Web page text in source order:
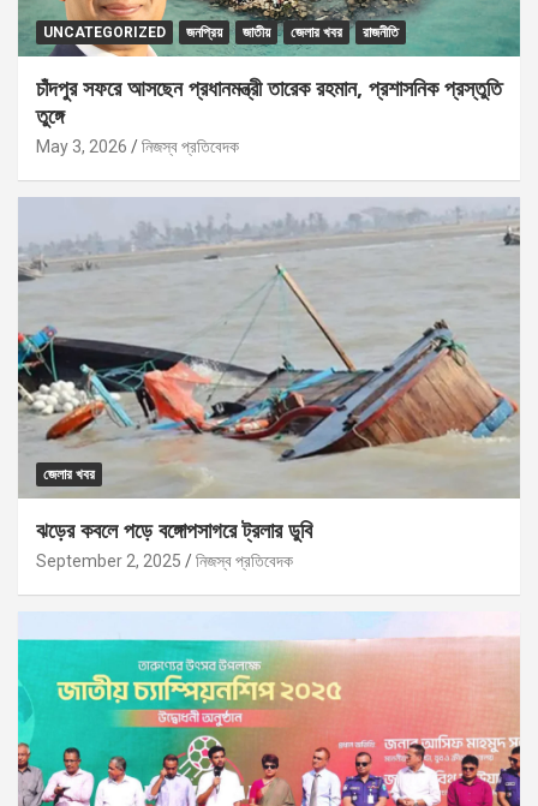
UNCATEGORIZED জনপ্রিয় জাতীয় জেলার খবর রাজনীতি
চাঁদপুর সফরে আসছেন প্রধানমন্ত্রী তারেক রহমান, প্রশাসনিক প্রস্তুতি
তুঙ্গে
May 3, 2026 নিজস্ব প্রতিবেদক
জেলার খবর
ঝড়ের কবলে পড়ে বঙ্গোপসাগরে ট্রলার ডুবি
September 2, 2025 নিজস্ব প্রতিবেদক